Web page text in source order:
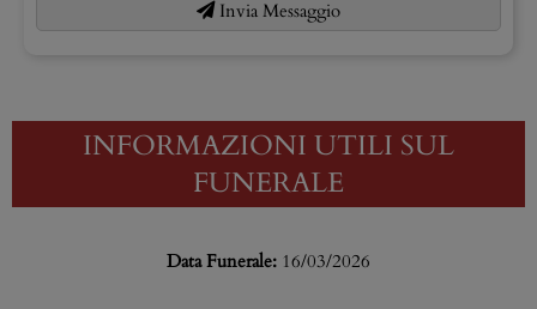
Invia Messaggio
INFORMAZIONI UTILI SUL
FUNERALE
Data Funerale: 16/03/2026